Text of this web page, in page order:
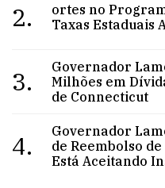
2.
ortes no
Taxas Estaduais
3.
Governador
Milhões em
de Connecticut
4.
Governador
de Reembolso
Está Aceitando